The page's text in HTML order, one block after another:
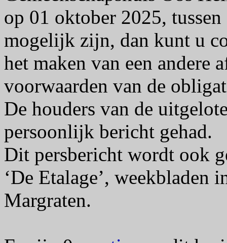
op 01 oktober 2025,
mogelijk zijn, dan kunt u
het maken van een andere
voorwaarden van de
De houders van de
persoonlijk bericht gehad.
Dit persbericht wordt ook
‘De Etalage’, weekbladen
Margraten.